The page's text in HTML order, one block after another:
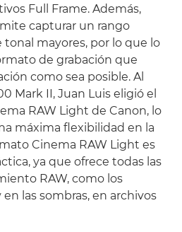
Full Frame. Además,
capturar un rango
mayores, por lo que lo
de grabación que
como sea posible. Al
Mark II, Juan Luis eligió el
RAW Light de Canon, lo
máxima flexibilidad en la
Cinema RAW Light es
ya que ofrece todas las
RAW, como los
las sombras, en archivos